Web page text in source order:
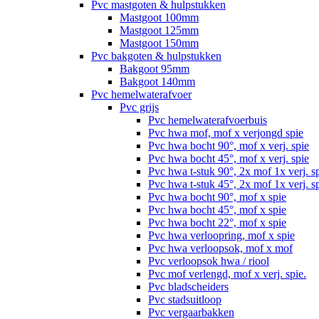
Pvc mastgoten & hulpstukken
Mastgoot 100mm
Mastgoot 125mm
Mastgoot 150mm
Pvc bakgoten & hulpstukken
Bakgoot 95mm
Bakgoot 140mm
Pvc hemelwaterafvoer
Pvc grijs
Pvc hemelwaterafvoerbuis
Pvc hwa mof, mof x verjongd spie
Pvc hwa bocht 90°, mof x verj. spie
Pvc hwa bocht 45°, mof x verj. spie
Pvc hwa t-stuk 90°, 2x mof 1x verj.
Pvc hwa t-stuk 45°, 2x mof 1x verj.
Pvc hwa bocht 90°, mof x spie
Pvc hwa bocht 45°, mof x spie
Pvc hwa bocht 22°, mof x spie
Pvc hwa verloopring, mof x spie
Pvc hwa verloopsok, mof x mof
Pvc verloopsok hwa / riool
Pvc mof verlengd, mof x verj. spie.
Pvc bladscheiders
Pvc stadsuitloop
Pvc vergaarbakken